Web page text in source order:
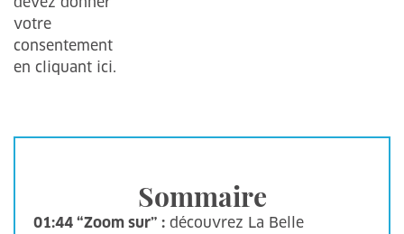
Sommaire
01:44 “Zoom sur” : découvrez La Belle